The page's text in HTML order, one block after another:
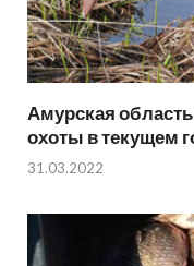
Амурская
охоты в текущем
31.03.2022